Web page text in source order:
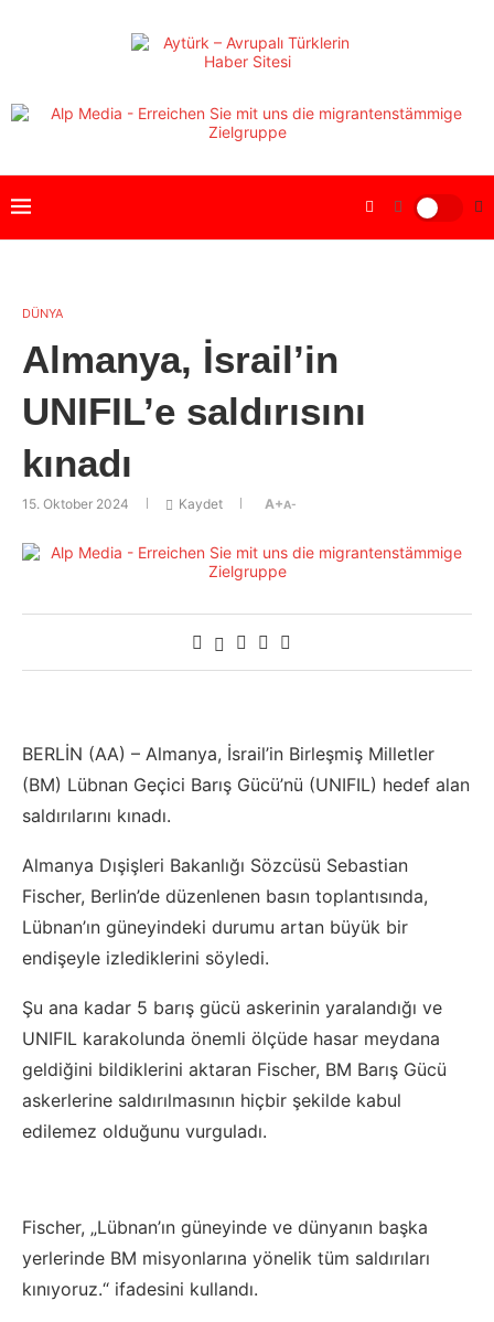
DÜNYA
Almanya, İsrail’in
UNIFIL’e saldırısını
kınadı
15. Oktober 2024 Kaydet A+A-
BERLİN (AA) – Almanya, İsrail’in Birleşmiş Milletler
(BM) Lübnan Geçici Barış Gücü’nü (UNIFIL) hedef alan
saldırılarını kınadı.
Almanya Dışişleri Bakanlığı Sözcüsü Sebastian
Fischer, Berlin’de düzenlenen basın toplantısında,
Lübnan’ın güneyindeki durumu artan büyük bir
endişeyle izlediklerini söyledi.
Şu ana kadar 5 barış gücü askerinin yaralandığı ve
UNIFIL karakolunda önemli ölçüde hasar meydana
geldiğini bildiklerini aktaran Fischer, BM Barış Gücü
askerlerine saldırılmasının hiçbir şekilde kabul
edilemez olduğunu vurguladı.
Fischer, „Lübnan’ın güneyinde ve dünyanın başka
yerlerinde BM misyonlarına yönelik tüm saldırıları
kınıyoruz.“ ifadesini kullandı.